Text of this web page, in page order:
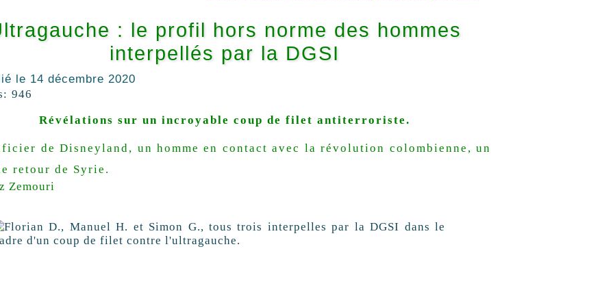
: le profil hors norme des hommes
interpellés par la DGSI
le 14 décembre 2020
946
Révélations sur un incroyable coup de filet antiterroriste.
de Disneyland, un homme en contact avec la révolution colombienne, un
retour de Syrie.
Zemouri